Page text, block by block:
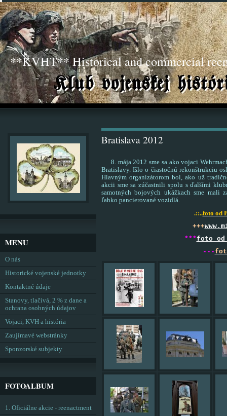
**KVHT** Historical and commercial
Bratislava 2012
8. mája 2012 sme sa ako vojaci
Bratislavy. Išlo o čiastočnú rekonštrukciu
Hlavným organizátorom bol, ako už
akcii sme sa zúčastnili spolu s ďalšími
samotných bojových ukážkach sme mali
ľahko pancierované vozidlá.
.::..foto od
+++
***foto od
---
MENU
O nás
Historické vojenské jednotky
Kontaktné údaje
Stanovy, tlačivá, 2 % z dane a
ochrana osobných údajov
Vojaci, KVH a história
Zaujímavé webstránky
Sponzorské subjekty
FOTOALBUM
1. Oficiálne akcie - reenactment